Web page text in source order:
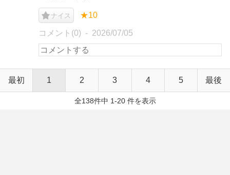
ナイス ★10
コメント(0) 2026/07/05
最初 1 2 3 4 5 最後
全138件中 1-20 件を表示